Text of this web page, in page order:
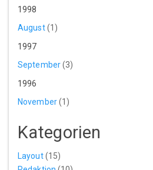
1998
August(1)
1997
September(3)
1996
November(1)
Kategorien
Layout(15)